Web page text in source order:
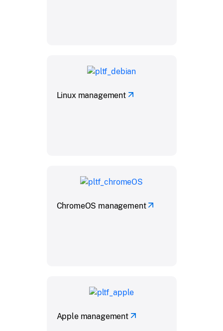
Linux management
ChromeOS management
Apple management